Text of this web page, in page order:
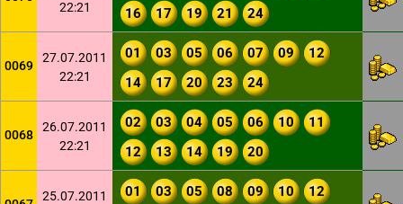
22:21
16
17 19 21 24
0069
27.07.2011
22:21
01 03 05 06 07 09
12
14
17 20 23 24
0068
26.07.2011
22:21
02 03 04 05 06 10
11
12
13 14 19 20
25.07.2011
01 03 05 08 09 10
12